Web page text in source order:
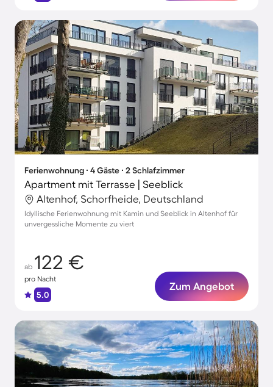
Ferienwohnung ∙ 4 Gäste ∙ 2 Schlafzimmer
Apartment mit Terrasse | Seeblick
Altenhof, Schorfheide, Deutschland
Idyllische Ferienwohnung mit Kamin und Seeblick in Altenhof für
unvergessliche Momente zu viert
ab 122 €
pro Nacht
5.0
Zum Angebot